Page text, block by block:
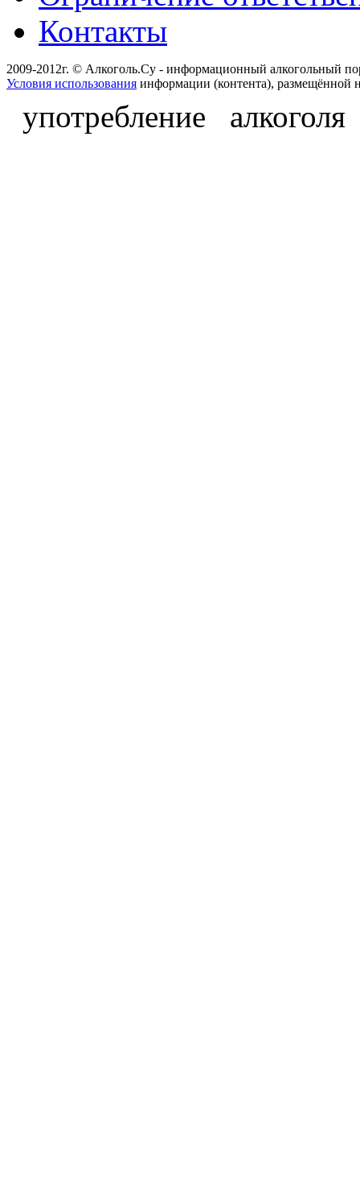
Контакты
2009-2012г. © Алкоголь.Су - информационный алкогольный
Условия использования информации (контента), размещённой
употребление